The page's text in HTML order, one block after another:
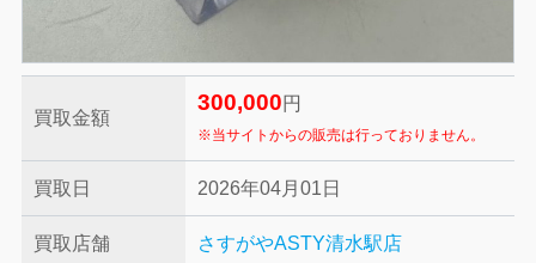
買取金額
300,000 円
※当サイトからの販売は行っておりません。
買取日 2026年04月01日
買取店舗 さすがやASTY清水駅店